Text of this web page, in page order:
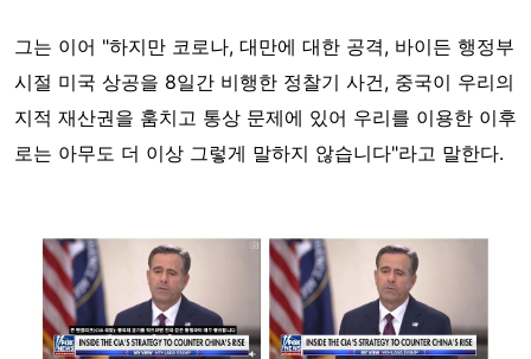
그는 이어 "하지만 코로나, 대만에 대한 공격, 바이든 행정부
시절 미국 상공을 8일간 비행한 정찰기 사건, 중국이 우리의
지적 재산권을 훔치고 통상 문제에 있어 우리를 이용한 이후
로는 아무도 더 이상 그렇게 말하지 않습니다"라고 말한다.
Image